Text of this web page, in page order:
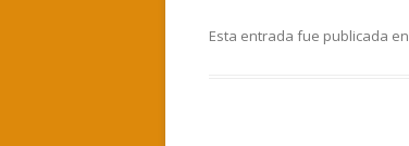
e itt m
Esta entrada fue publicada en